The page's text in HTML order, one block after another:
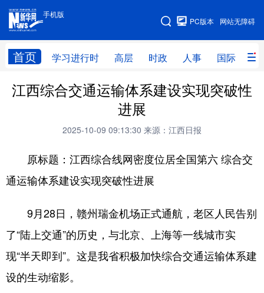
手机版
网站无障碍
PC版本
首页 学习进行时 高层 时政 人事 国际 财
手机版
网站地图
学习进行时 高层 时政 人事
全球连线
科技 科创 量子 体育
文化 书画
访谈 视频 图片 政务
法律 中央文件 金融 汽车
食品 人居 信息化 数字经济
学术中国
江西综合交通运输体系建设实现突破性
进展
2025-10-09 09:13:30 来源：江西日报
原标题：江西综合线网密度位居全国第六 综合交
通运输体系建设实现突破性进展
9月28日，赣州瑞金机场正式通航，老区人民告别
了“陆上交通”的历史，与北京、上海等一线城市实
现“半天即到”。这是我省积极加快综合交通运输体系建
设的生动缩影。